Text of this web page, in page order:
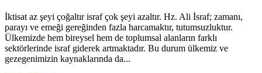
İktisat az şeyi çoğaltır israf çok şeyi azaltır. Hz. Ali İsraf; zamanı,
parayı ve emeği gereğinden fazla harcamaktır, tutumsuzluktur.
Ülkemizde hem bireysel hem de toplumsal alanların farklı
sektörlerinde israf giderek artmaktadır. Bu durum ülkemiz ve
gezegenimizin kaynaklarında da...